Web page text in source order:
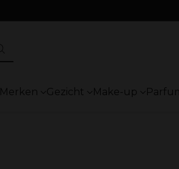
Merken Gezicht Make-up